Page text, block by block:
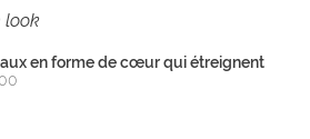
look
en forme de cœur qui étreignent